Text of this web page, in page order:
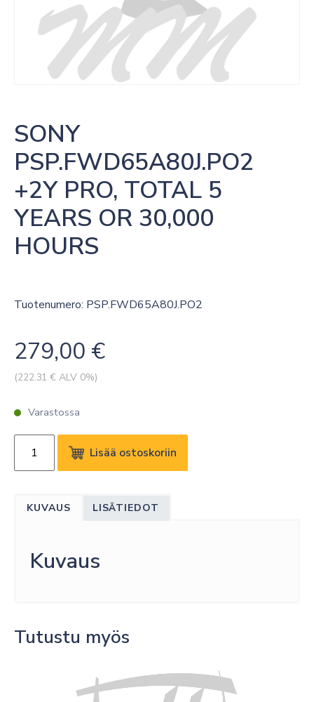
SONY
PSP.FWD65A80J.PO2
+2Y PRO, TOTAL 5
YEARS OR 30,000
HOURS
Tuotenumero: PSP.FWD65A80J.PO2
279,00 €
(222.31 € ALV 0%)
Varastossa
PSP.FWD65A80J.PO2
TOTAL
YEARS
Lisää ostoskoriin
KUVAUS LISÄTIEDOT
Kuvaus
Tutustu myös